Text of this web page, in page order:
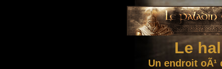
Le
Un endroit